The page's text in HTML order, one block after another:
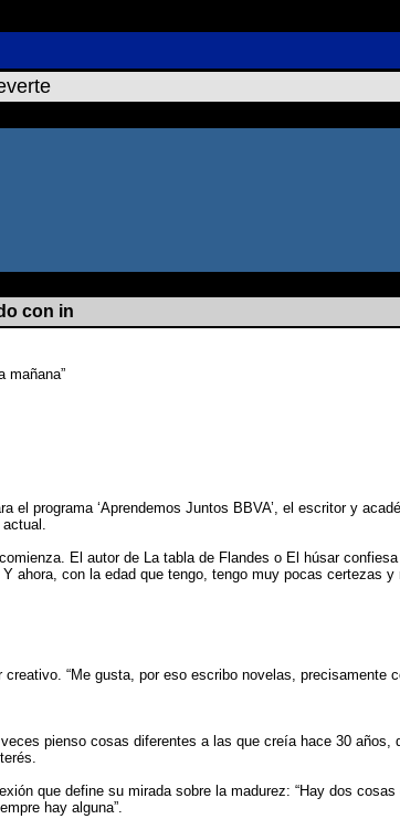
con in
mañana”
programa ‘Aprendemos Juntos BBVA’, el escritor y
El autor de La tabla de Flandes o El húsar
ahora, con la edad que tengo, tengo muy pocas certezas y
“Me gusta, por eso escribo novelas, precisamente
pienso cosas diferentes a las que creía hace 30
que define su mirada sobre la madurez: “Hay dos
hay alguna”.